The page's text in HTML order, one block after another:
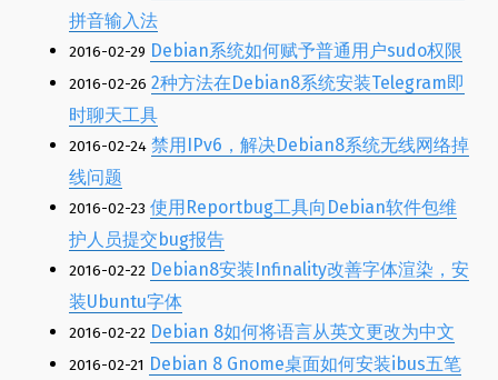
拼音输入法
2016-02-29 Debian系统如何赋予普通用户sudo权限
2016-02-26 2种方法在Debian8系统安装Telegram即
时聊天工具
2016-02-24 禁用IPv6，解决Debian8系统无线网络掉
线问题
2016-02-23 使用Reportbug工具向Debian软件包维
护人员提交bug报告
2016-02-22 Debian8安装Infinality改善字体渲染，安
装Ubuntu字体
2016-02-22 Debian 8如何将语言从英文更改为中文
2016-02-21 Debian 8 Gnome桌面如何安装ibus五笔